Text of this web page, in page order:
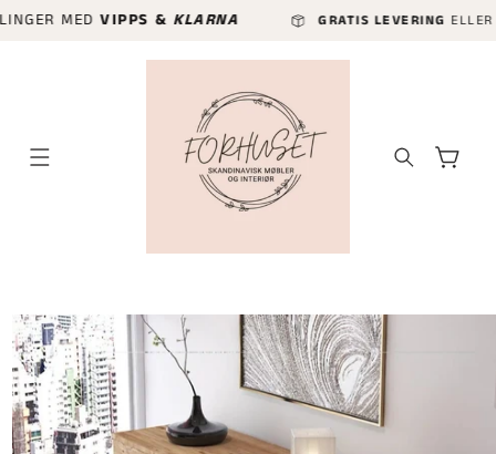
TIL
MEDVIPPS &KLARNA GRATIS LEVERINGELLER
Handlekurv